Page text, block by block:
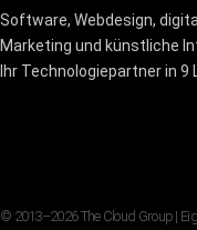
Software, Webdesign,
Marketing und künstliche
Ihr Technologiepartner in 9
© 2013–2026 The Cloud Group |